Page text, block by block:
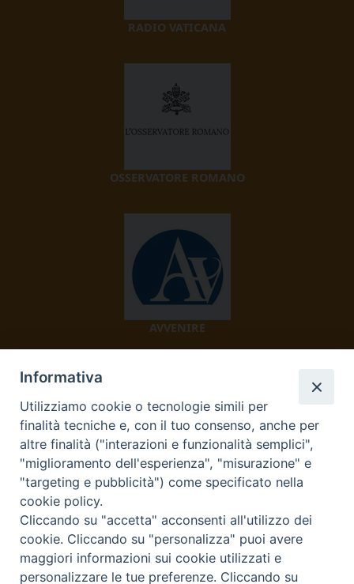
RADIO VATICANA
OSSERVATORE ROMANO
AVVENIRE
TV 2000
Diocesi di Ivrea
Informativa
Utilizziamo cookie o tecnologie simili per
finalità tecniche e, con il tuo consenso, anche per
altre finalità ("interazioni e funzionalità semplici",
"miglioramento dell'esperienza", "misurazione" e
"targeting e pubblicità") come specificato nella
cookie policy.
Cliccando su "accetta" acconsenti all'utilizzo dei
cookie. Cliccando su "personalizza" puoi avere
maggiori informazioni sui cookie utilizzati e
personalizzare le tue preferenze. Cliccando su